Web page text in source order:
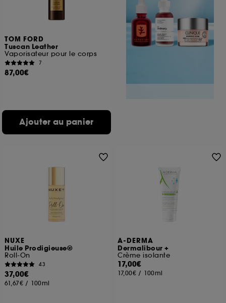
TOM FORD
Tuscan Leather
Vaporisateur pour le corps
7
87,00€
Ajouter au panier
NUXE
Huile Prodigieuse®
Roll-On
43
37,00€
61,67€ / 100ml
A-DERMA
Dermalibour +
Crème isolante
17,00€
17,00€ / 100ml